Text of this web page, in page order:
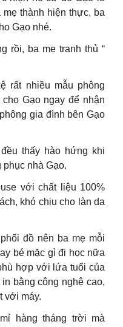
thành hiện thực, ba
Gạo nhé.
rồi, ba mẹ tranh thủ “
rất nhiều mẫu phông
Gạo ngay để nhận
gia đình bên Gạo
thấy hào hứng khi
phục nhà Gạo.
với chất liệu 100%
khó chịu cho làn da
đồ nên ba mẹ mỗi
bé mặc gì đi học nữa
hợp với lứa tuổi của
bằng công nghệ cao,
với máy.
hàng tháng trời mà